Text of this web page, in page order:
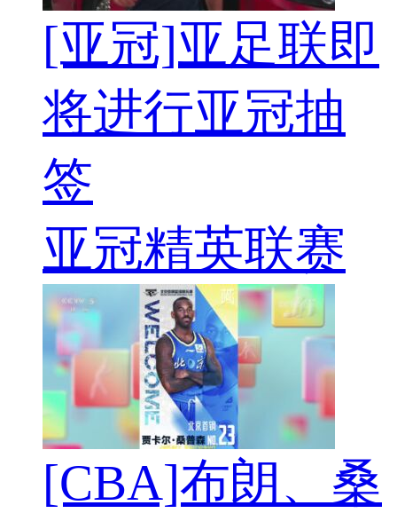
[亚冠]亚足联即
将进行亚冠抽
签
亚冠精英联赛
[CBA]布朗、桑